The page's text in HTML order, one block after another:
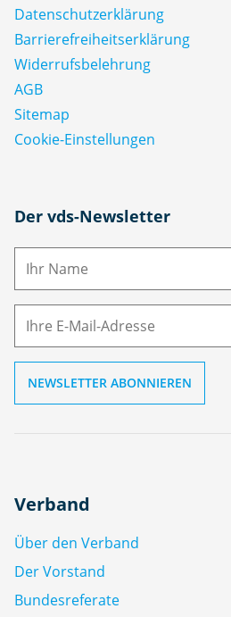
Datenschutz­erklärung
Barrierefreiheitserklärung
Widerrufsbelehrung
AGB
Sitemap
Cookie-Einstellungen
Der vds-Newsletter
N
M
Verband
Über den Verband
Der Vorstand
Bundesreferate